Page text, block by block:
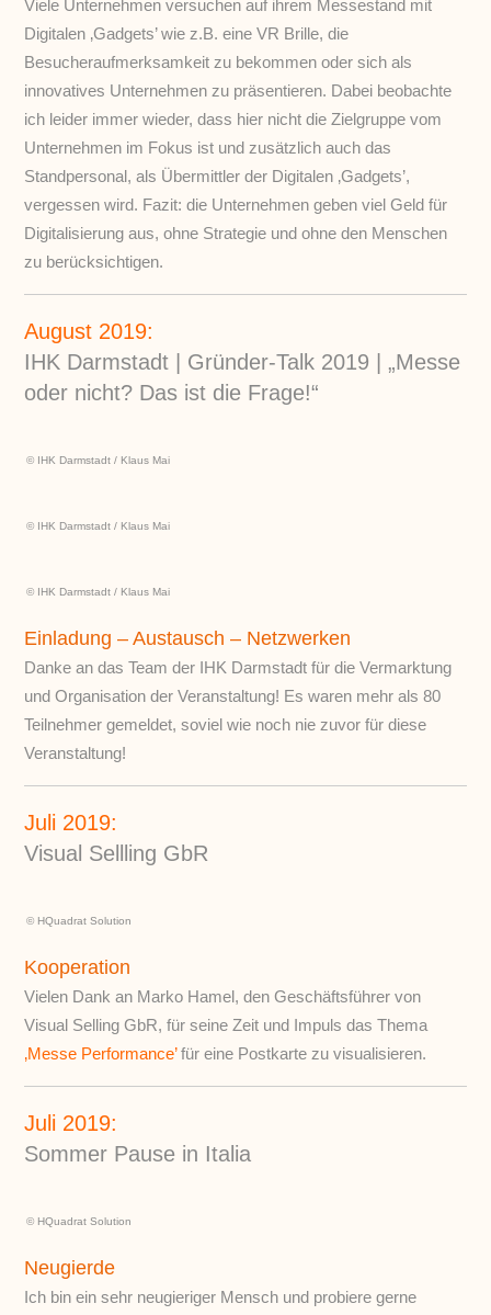
Viele Unternehmen versuchen auf ihrem Messestand mit
Digitalen ‚Gadgets’ wie z.B. eine VR Brille, die
Besucheraufmerksamkeit zu bekommen oder sich als
innovatives Unternehmen zu präsentieren. Dabei beobachte
ich leider immer wieder, dass hier nicht die Zielgruppe vom
Unternehmen im Fokus ist und zusätzlich auch das
Standpersonal, als Übermittler der Digitalen ‚Gadgets’,
vergessen wird. Fazit: die Unternehmen geben viel Geld für
Digitalisierung aus, ohne Strategie und ohne den Menschen
zu berücksichtigen.
August 2019:
IHK Darmstadt | Gründer-Talk 2019 | „Messe
oder nicht? Das ist die Frage!“
© IHK Darmstadt / Klaus Mai
© IHK Darmstadt / Klaus Mai
© IHK Darmstadt / Klaus Mai
Einladung – Austausch – Netzwerken
Danke an das Team der IHK Darmstadt für die Vermarktung
und Organisation der Veranstaltung! Es waren mehr als 80
Teilnehmer gemeldet, soviel wie noch nie zuvor für diese
Veranstaltung!
Juli 2019:
Visual Sellling GbR
© HQuadrat Solution
Kooperation
Vielen Dank an Marko Hamel, den Geschäftsführer von
Visual Selling GbR, für seine Zeit und Impuls das Thema
‚Messe Performance’für eine Postkarte zu visualisieren.
Juli 2019:
Sommer Pause in Italia
© HQuadrat Solution
Neugierde
Ich bin ein sehr neugieriger Mensch und probiere gerne